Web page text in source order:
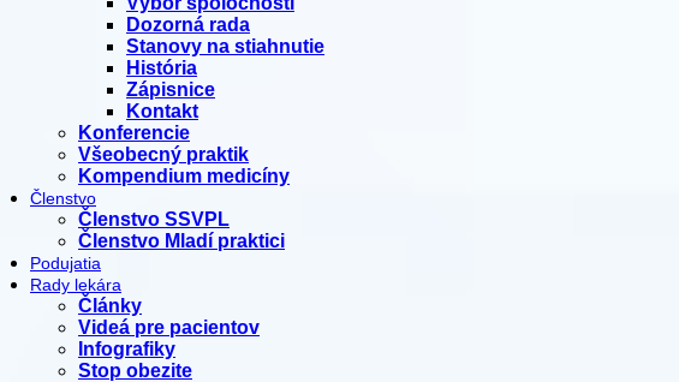
Dozorná rada
Stanovy na stiahnutie
História
Zápisnice
Kontakt
Konferencie
Všeobecný praktik
Kompendium medicíny
Členstvo
Členstvo SSVPL
Členstvo Mladí praktici
Podujatia
Rady lekára
Články
Videá pre pacientov
Infografiky
Stop obezite